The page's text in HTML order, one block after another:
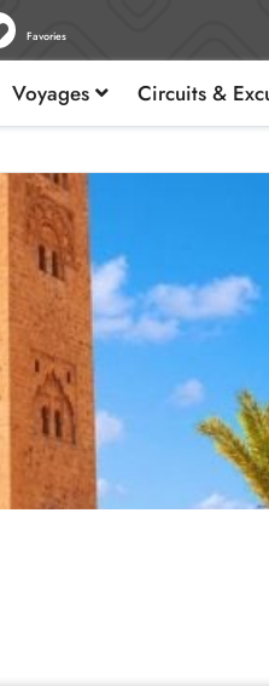
Favories
Voyages Circuits &